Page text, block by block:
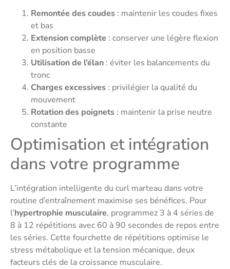
Remontée des coudes : maintenir les coudes fixes
et bas
Extension complète : conserver une légère flexion
en position basse
Utilisation de l’élan : éviter les balancements du
tronc
Charges excessives : privilégier la qualité du
mouvement
Rotation des poignets : maintenir la prise neutre
constante
Optimisation et intégration
dans votre programme
L’intégration intelligente du curl marteau dans votre
routine d’entraînement maximise ses bénéfices. Pour
l’hypertrophie musculaire, programmez 3 à 4 séries de
8 à 12 répétitions avec 60 à 90 secondes de repos entre
les séries. Cette fourchette de répétitions optimise le
stress métabolique et la tension mécanique, deux
facteurs clés de la croissance musculaire.